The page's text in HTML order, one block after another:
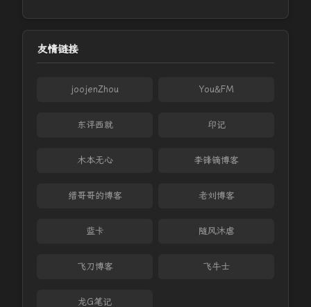
友情链接
joojenZhou You&FM
东评西就 印记
木本无心 李锋镝博客
缙哥哥的博客 老刘博客
蓝卡 随风沐虐
飞刀博客 飞牛士
龙G笔记